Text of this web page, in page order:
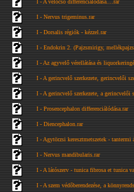
I - A velőcső differenciálódása....rar
I - Nervus trigeminus.rar
I - Dorsalis régiók - kézzel.rar
I - Endokrin 2. (Pajzsmirigy,
I - Az agyvelő vérellátása és
I - A gerincvelő szerkezete, gerincvelői
I - A gerincvelő szerkezete, a gerincvelői
I - Prosencephalon differenciálódása.rar
I - Diencephalon.rar
I - Agytörzsi keresztmetszetek - tantermi
I - Nervus mandibularis.rar
I - A látószerv - tunica fibrosa et tunica
I - A szem védőberendezése, a